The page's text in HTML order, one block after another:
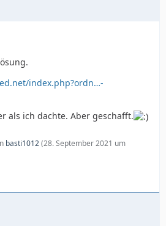
index.php?ordn…-
als ich dachte. Aber geschafft.
basti1012(28. September 2021 um